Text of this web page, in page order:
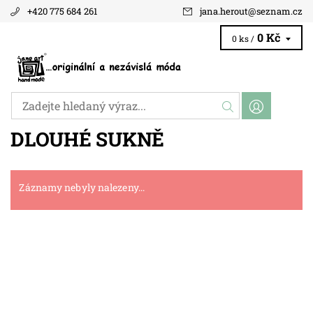
+420 775 684 261 jana.herout@seznam.cz
0 ks / 0 Kč
DLOUHÉ SUKNĚ
Záznamy nebyly nalezeny...